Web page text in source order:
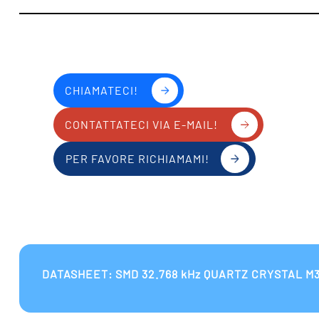
CHIAMATECI!
CONTATTATECI VIA E-MAIL!
PER FAVORE RICHIAMAMI!
DATASHEET: SMD 32.768 kHz QUARTZ CRYSTAL